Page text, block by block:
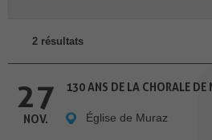
2 résultats
27
NOV.
130 ANS DE LA CHORALE DE
Église de Muraz